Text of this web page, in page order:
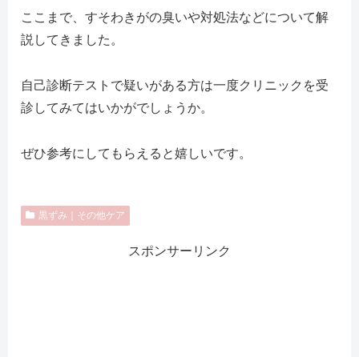
ここまで、すそわきがの臭いや対処法などについて解
説してきました。
自己診断テストで疑いがある方は一度クリニックを受
診してみてはいかがでしょうか。
ぜひ参考にしてもらえると嬉しいです。
黒ずみ｜その他ケア
スポンサーリンク